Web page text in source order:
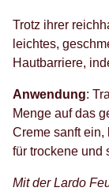
Trotz ihrer
leichtes,
Hautbarriere,
Anwendung:
Menge auf das
Creme sanft ein,
für trockene und
Mit der Lardo